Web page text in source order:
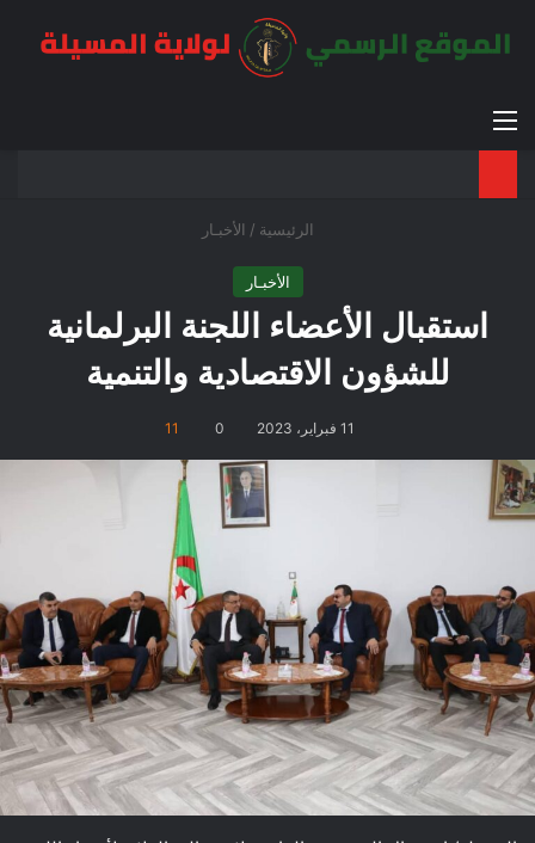
القائمة
الرئيسية / الأخبـار
الأخبـار
استقبال الأعضاء اللجنة البرلمانية
للشؤون الاقتصادية والتنمية
11 فبراير، 2023 0
11